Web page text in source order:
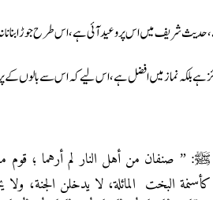
حدیث شریف میں اس پر وعید آئی ہے، اس طرح جوڑا بنانا
جائز ہے بلکہ نماز میں افضل ہے، اس لیے کہ اس سے بالوں
” صنفان من أهل النار لم أرهما ؛ قوم
البخت المائلة، لا يدخلن الجنة،